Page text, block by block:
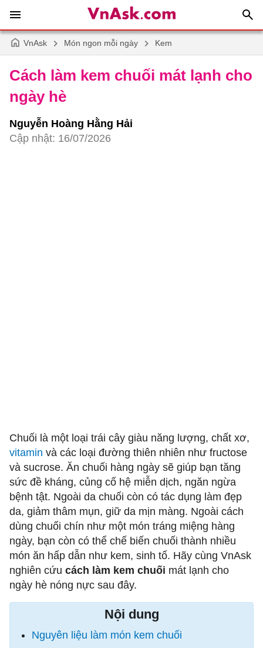
VnAsk Món ngon mỗi ngày Kem
Cách làm kem chuối mát lạnh cho
ngày hè
Nguyễn Hoàng Hằng Hải
Cập nhật: 16/07/2026
Chuối là một loại trái cây giàu năng lượng, chất xơ,
vitamin và các loại đường thiên nhiên như fructose
và sucrose. Ăn chuối hàng ngày sẽ giúp bạn tăng
sức đề kháng, củng cố hệ miễn dịch, ngăn ngừa
bệnh tật. Ngoài da chuối còn có tác dụng làm đẹp
da, giảm thâm mụn, giữ da mịn màng. Ngoài cách
dùng chuối chín như một món tráng miệng hàng
ngày, bạn còn có thể chế biến chuối thành nhiều
món ăn hấp dẫn như kem, sinh tố. Hãy cùng VnAsk
nghiên cứu cách làm kem chuối mát lạnh cho
ngày hè nóng nực sau đây.
Nội dung
Nguyên liệu làm món kem chuối